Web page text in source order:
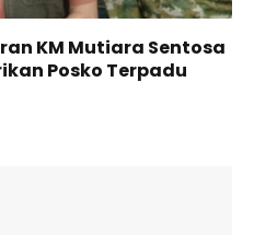
KM Mutiara Sentosa
Posko Terpadu